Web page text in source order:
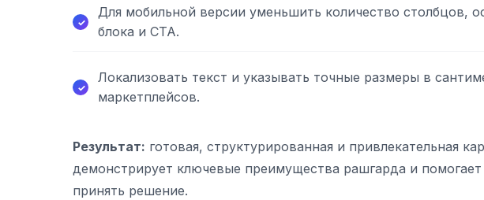
Для мобильной версии уменьшить количество столбцов,
блока и CTA.
Локализовать текст и указывать точные размеры в
маркетплейсов.
Результат: готовая, структурированная и привлекательная
демонстрирует ключевые преимущества рашгарда и
принять решение.